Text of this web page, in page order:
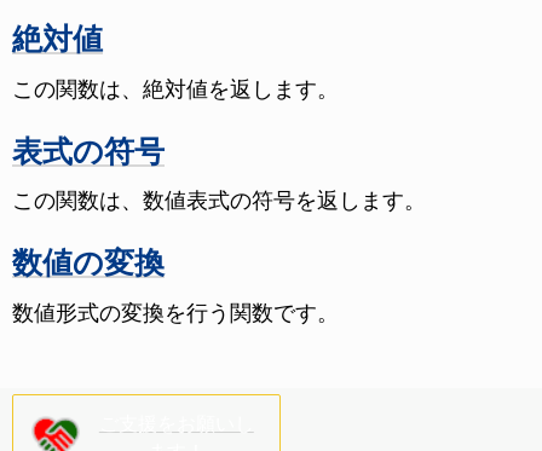
絶対値
この関数は、絶対値を返します。
表式の符号
この関数は、数値表式の符号を返します。
数値の変換
数値形式の変換を行う関数です。